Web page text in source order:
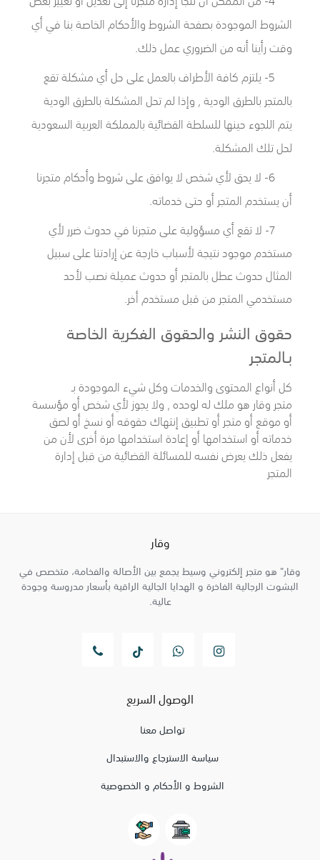
الشروط الموجودة بصفحة الشروط والأحكام الخاصة بنا في أي
وقت رأينا أنه من الضروري عمل ذلك.
5- يلتزم كافة الأطراف بالعمل على حل أي مشكلة تقع
بالمتجر بالطرق الودية , وإذا لم تحل المشكلة بالطرق الودية
يتم اللجوء حينها للسلطة القضائية بالمملكة العربية السعودية
لحل تلك المشكلة.
6- لا يحق لأي شخص لا يوافق على شروط وأحكام متجرنا
أن يستخدم المتجر أو حتى خدماته.
7- لا تقع أي مسؤولية على متجرنا في حدوث ضرر لأي
مستخدم موجود نتيجة لأسباب خارجة عن إرادتنا على سبيل
المثال حدوث عطل بالمتجر أو حدوث عميلة نصب لأحد
مستخدمي المتجر من قبل مستخدم أخر.
حقوق النشر والحقوق الفكرية الخاصة
بـالمتجر
كل أنواع المحتوى والخدمات وكل شيء الموجودة بـ
متجر وقار هو ملك له لوحده , ولا يجوز لأي شخص أو مؤسسة
أو موقع أو متجر أو تطبيق إنتهاك حقوقه أو نسخ أو لصق
خدماته أو استخدامها أو إعادة استخدامها مرة أخرى لأن من
يفعل ذلك يعرض نفسه للمسائلة القضائية من قبل إدارة
المتجر
وقار
وقار" هو متجر إلكتروني وسيط يجمع بين الأصالة والفخامة، متخصص في
البشوت الرجالية الفاخرة و الهدايا الجالية الراقية بأسعار مدروسة وجودة
عالية.
الوصول السريع
تواصل معنا
سياسة الاسترجاع والاستبدال
الشروط و الأحكام و الخصوصية